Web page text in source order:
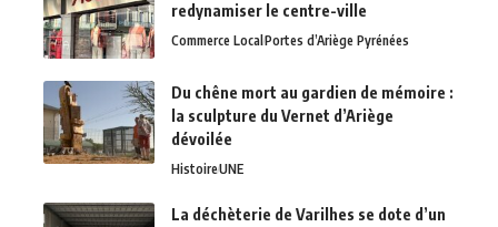
redynamiser le centre-ville
Commerce LocalPortes d’Ariège Pyrénées
Du chêne mort au gardien de mémoire :
la sculpture du Vernet d’Ariège
dévoilée
HistoireUNE
La déchèterie de Varilhes se dote d’un